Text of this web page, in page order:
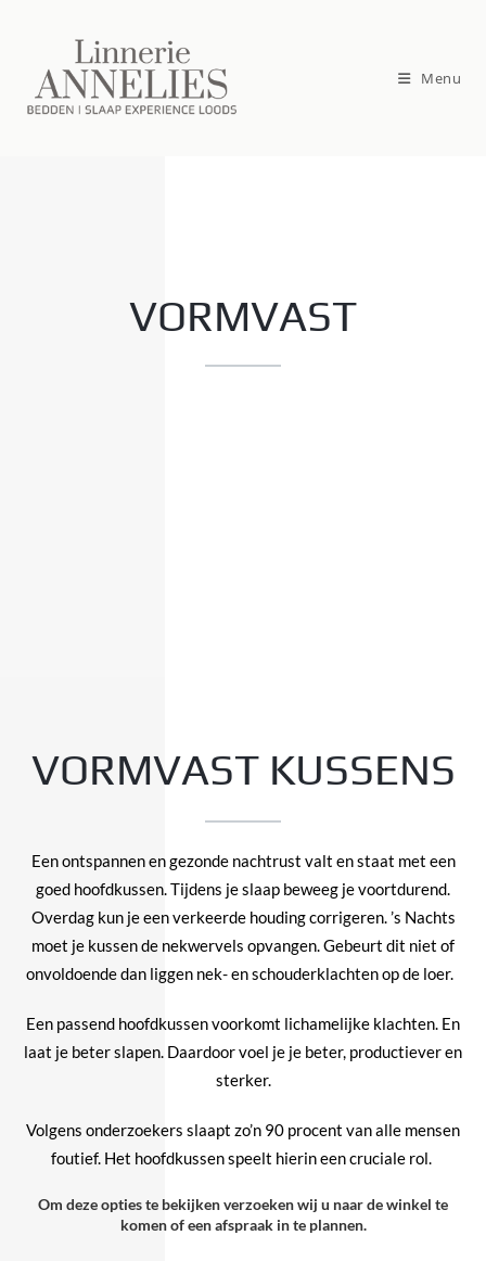
Menu
VORMVAST
VORMVAST KUSSENS
Een ontspannen en gezonde nachtrust valt en staat met een
goed hoofdkussen. Tijdens je slaap beweeg je voortdurend.
Overdag kun je een verkeerde houding corrigeren. ’s Nachts
moet je kussen de nekwervels opvangen. Gebeurt dit niet of
onvoldoende dan liggen nek- en schouderklachten op de loer.
Een passend hoofdkussen voorkomt lichamelijke klachten. En
laat je beter slapen. Daardoor voel je je beter, productiever en
sterker.
Volgens onderzoekers slaapt zo’n 90 procent van alle mensen
foutief. Het hoofdkussen speelt hierin een cruciale rol.
Om deze opties te bekijken verzoeken wij u naar de winkel te
komen of een afspraak in te plannen.